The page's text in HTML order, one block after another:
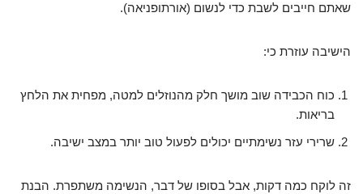
שאתם חייבים לשבת כדי לנשום (אורתופניאה).
הישיבה עוזרת כי:
כוח הכבידה שוב מושך חלק מהנוזלים למטה, מפחית את הלחץ
בריאות.
שרירי עזר נשימתיים יכולים לפעול טוב יותר במצב ישיבה.
זה לוקח כמה דקות, אבל בסופו של דבר, הנשימה משתפרת. הבנת